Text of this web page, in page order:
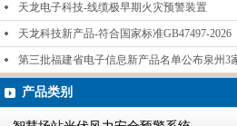
天龙电子科技-线缆极早期火灾预警装置
产品类别